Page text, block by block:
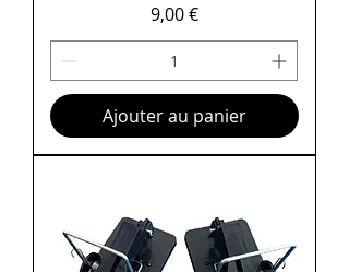
Prix
9,00 €
Ajouter au panier